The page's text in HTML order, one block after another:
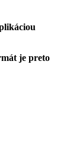
je preto